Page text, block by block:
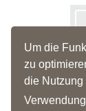
Um die
zu
die Nutzung